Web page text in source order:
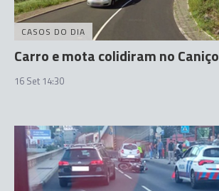
CASOS DO DIA
Carro e mota colidiram no Caniço
16 Set 14:30